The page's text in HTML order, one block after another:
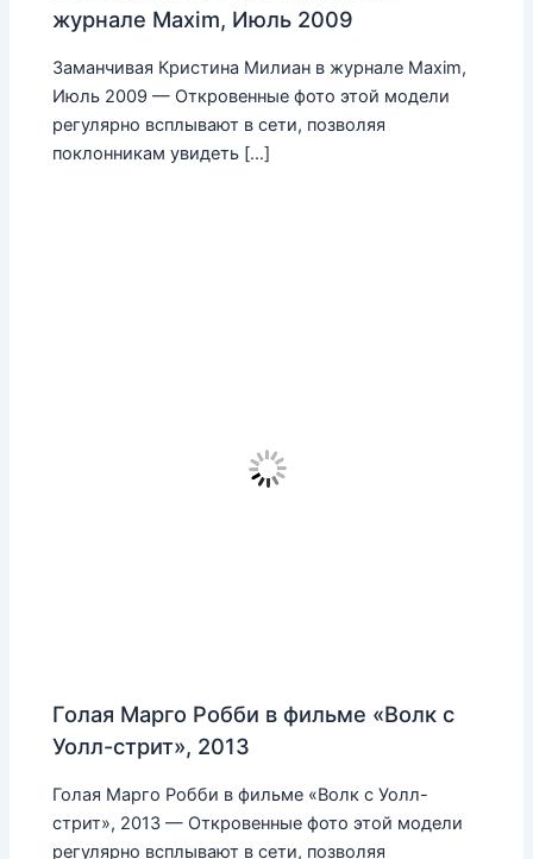
журнале Maxim, Июль 2009
Заманчивая Кристина Милиан в журнале Maxim,
Июль 2009 — Откровенные фото этой модели
регулярно всплывают в сети, позволяя
поклонникам увидеть […]
Голая Марго Робби в фильме «Волк с
Уолл-стрит», 2013
Голая Марго Робби в фильме «Волк с Уолл-
стрит», 2013 — Откровенные фото этой модели
регулярно всплывают в сети, позволяя